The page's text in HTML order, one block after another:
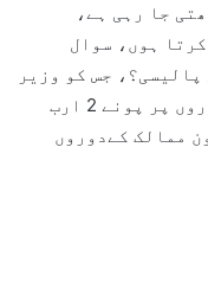
جا رہی ہے،
ہوں، سوال
جس کو وزیر
خارجہ بنایا وہ بیرون ممالک کے دوروں پر پونے 2 ارب
ممالک کےدوروں